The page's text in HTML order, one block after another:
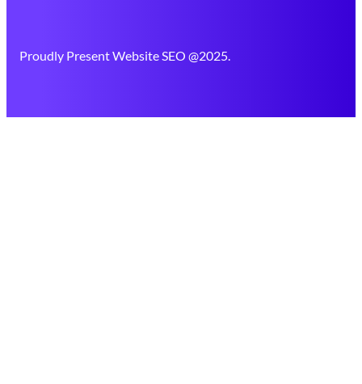
Proudly Present Website SEO @2025.